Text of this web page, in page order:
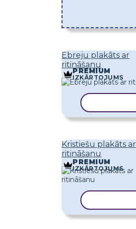
Ebreju plakāts ar
ritināšanu
PREMIUM
IZKĀRTOJUMS
Kristiešu plakāts ar
ritināšanu
PREMIUM
IZKĀRTOJUMS